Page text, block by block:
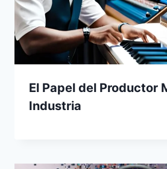
El Papel del Productor
Industria